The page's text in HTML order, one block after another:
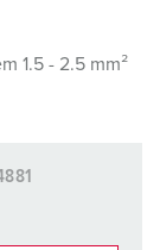
1.5 - 2.5 mm²